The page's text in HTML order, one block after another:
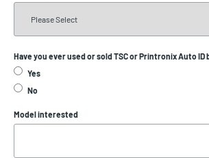
Have you ever used or sold TSC or Printronix Auto
Yes
No
Model interested